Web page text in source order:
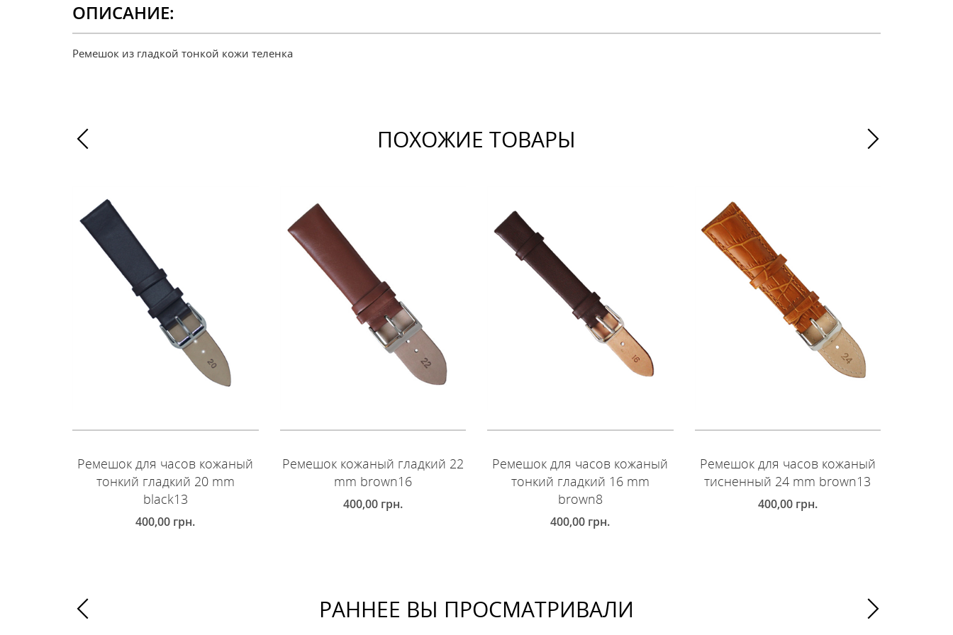
ОПИСАНИЕ:
Ремешок из гладкой тонкой кожи теленка
ПОХОЖИЕ ТОВАРЫ
Ремешок для часов кожаный
тонкий гладкий 20 mm
black13
400,00 грн.
Ремешок кожаный гладкий 22
mm brown16
400,00 грн.
Ремешок для часов кожаный
тонкий гладкий 16 mm
brown8
400,00 грн.
Ремешок для часов кожаный
тисненный 24 mm brown13
400,00 грн.
РАННЕЕ ВЫ ПРОСМАТРИВАЛИ